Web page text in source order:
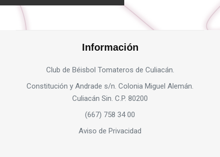
Información
Club de Béisbol Tomateros de Culiacán.
Constitución y Andrade s/n. Colonia Miguel Alemán.
Culiacán Sin. C.P. 80200
(667) 758 34 00
Aviso de Privacidad